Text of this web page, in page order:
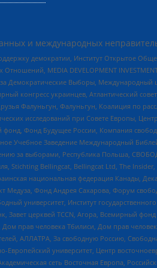
и международных
демократии, Институт Открытое
MEDIA DEVELOPMENT
Демократические Выборы,
конгресс украинцев, Атлантический
Фалуньгун, Фалуньгун, Коалиция по
исследований при Совете Европы,
фонд, Фонд Будущее России, Компания
Учебное Заведение Международный
за выборами, Республика Польша,
Stichting Bellingcat, Bellingcat Ltd, The
национальная федерация Канады,
Медуза, Фонд Андрея Сахарова, Форум
университет, Институт
Завет церквей TCCN, Агора, Всемирный
Дом прав человека Тбилиси, Дом прав
АЛЛАТРА, За свободную Россию,
Европейский университет, Центр
сеть Восточная Европа,